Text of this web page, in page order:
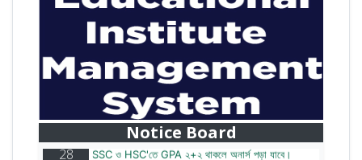
Notice Board
বাজেটের মধ্যে প্রাইভেট ইউনিভার্সিটিতে অনার্স পড়ার সুযোগ।
২০টির অধিক বিষয়, ৪ বছরে মোট খরচ ২ লক্ষ থেকে ৫ লক্ষ টাকা।
আবেদন লিংকঃ HonoursAdmission.com/apply
28
SSC ও HSC'তে GPA ২+২ থাকলে অনার্স পড়া যাবে।